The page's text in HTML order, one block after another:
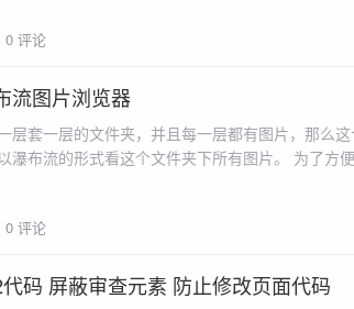
0 评论
流图片浏览器
层套一层的文件夹，并且每一层都有图片，那么这
瀑布流的形式看这个文件夹下所有图片。 为了方
0 评论
码 屏蔽审查元素 防止修改页面代码